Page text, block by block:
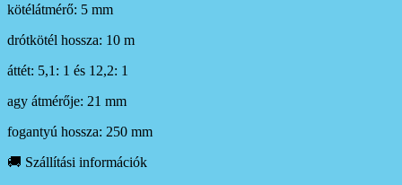
kötélátmérő: 5 mm
drótkötél hossza: 10 m
áttét: 5,1: 1 és 12,2: 1
agy átmérője: 21 mm
fogantyú hossza: 250 mm
🚚 Szállítási információk